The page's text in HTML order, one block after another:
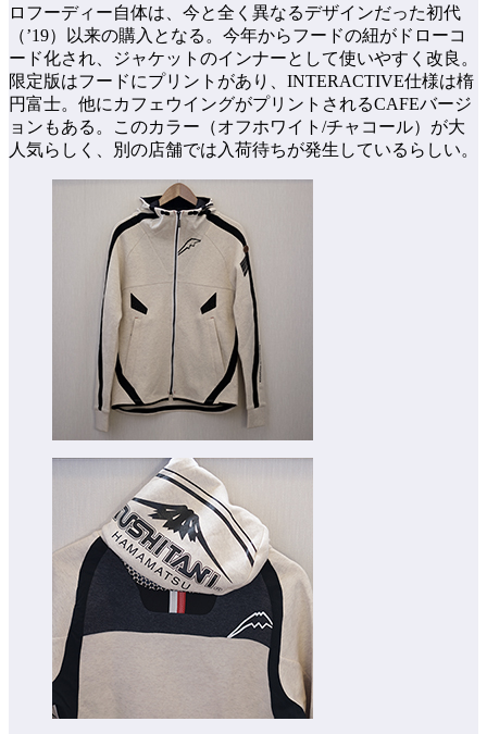
ロフーディー自体は、今と全く異なるデザインだった初代
（’19）以来の購入となる。今年からフードの紐がドローコ
ード化され、ジャケットのインナーとして使いやすく改良。
限定版はフードにプリントがあり、INTERACTIVE仕様は楕
円富士。他にカフェウイングがプリントされるCAFEバージ
ョンもある。このカラー（オフホワイト/チャコール）が大
人気らしく、別の店舗では入荷待ちが発生しているらしい。